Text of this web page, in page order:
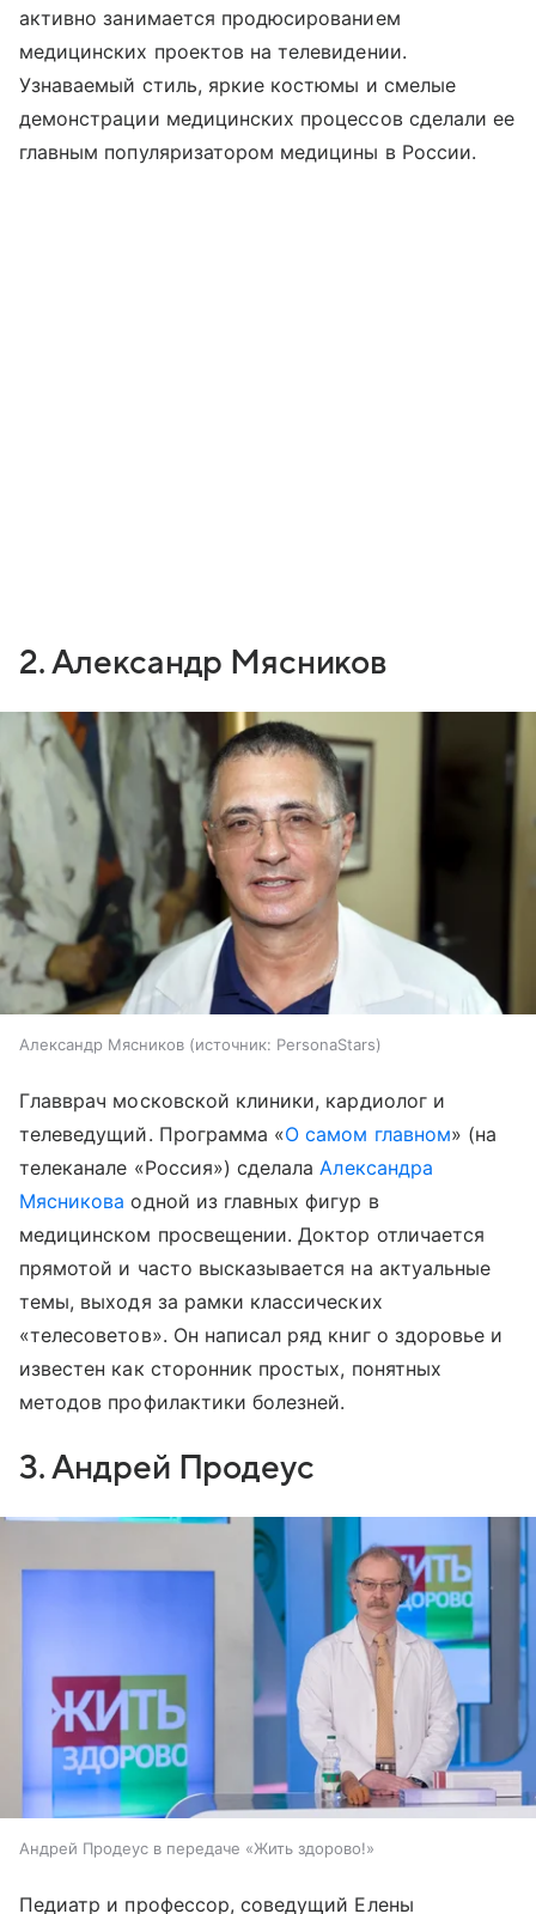
активно занимается продюсированием
медицинских проектов на телевидении.
Узнаваемый стиль, яркие костюмы и смелые
демонстрации медицинских процессов сделали ее
главным популяризатором медицины в России.
2. Александр Мясников
Александр Мясников источник: PersonaStars
Главврач московской клиники, кардиолог и
телеведущий. Программа «О самом главном» (на
телеканале «Россия») сделала Александра
Мясникова одной из главных фигур в
медицинском просвещении. Доктор отличается
прямотой и часто высказывается на актуальные
темы, выходя за рамки классических
«телесоветов». Он написал ряд книг о здоровье и
известен как сторонник простых, понятных
методов профилактики болезней.
3. Андрей Продеус
Андрей Продеус в передаче «Жить здорово!»
Педиатр и профессор, соведущий Елены